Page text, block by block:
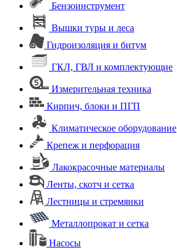
Бензоинструмент
Вышки туры и леса
Гидроизоляция и битум
ГКЛ, ГВЛ и комплектующие
Измерительная техника
Кирпич, блоки и ПГП
Климатическое оборудование
Крепеж и перфорация
Лакокрасочные материалы
Ленты, скотч и сетка
Лестницы и стремянки
Металлопрокат и сетка
Насосы